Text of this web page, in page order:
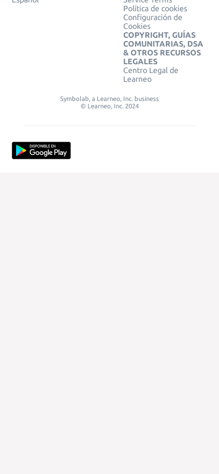
Política de cookies
Configuración de
Cookies
COPYRIGHT, GUÍAS
COMUNITARIAS, DSA
& OTROS RECURSOS
LEGALES
Centro Legal de
Learneo
Symbolab, a Learneo, Inc. business
© Learneo, Inc. 2024